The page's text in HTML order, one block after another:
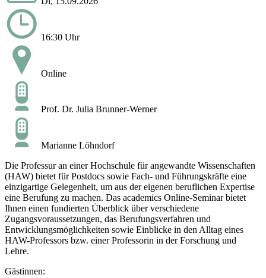
16:30 Uhr
Online
Prof. Dr. Julia Brunner-Werner
Marianne Löhndorf
Die Professur an einer Hochschule für angewandte Wissenschaften
(HAW) bietet für Postdocs sowie Fach- und Führungskräfte eine
einzigartige Gelegenheit, um aus der eigenen beruflichen Expertise
eine Berufung zu machen. Das academics Online-Seminar bietet
Ihnen einen fundierten Überblick über verschiedene
Zugangsvoraussetzungen, das Berufungsverfahren und
Entwicklungsmöglichkeiten sowie Einblicke in den Alltag eines
HAW-Professors bzw. einer Professorin in der Forschung und
Lehre.
Gästinnen: